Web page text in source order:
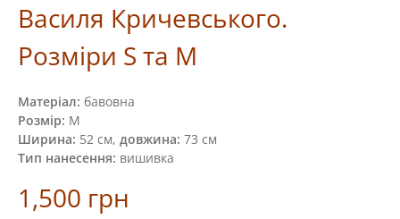
Василя Кричевського.
Розміри S та M
Матеріал: бавовна
Розмір: M
Ширина: 52 см, довжина: 73 см
Тип нанесення: вишивка
1,500 грн